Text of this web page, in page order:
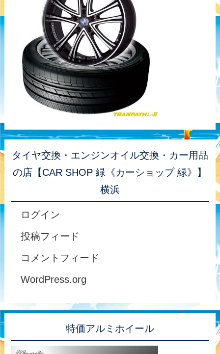
タイヤ交換・エンジンオイル交換・カー用品
の店【CAR SHOP 緑《カーショップ 緑》】
横浜
ログイン
投稿フィード
コメントフィード
WordPress.org
特価アルミホイール